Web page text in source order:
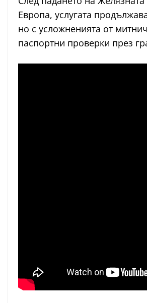
Европа, услугата
но с усложненията от
паспортни проверки през